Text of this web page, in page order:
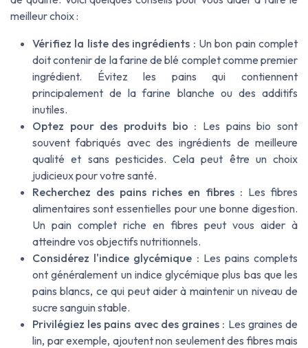
meilleur choix :
Vérifiez la liste des ingrédients : Un bon pain complet
doit contenir de la farine de blé complet comme premier
ingrédient. Évitez les pains qui contiennent
principalement de la farine blanche ou des additifs
inutiles.
Optez pour des produits bio : Les pains bio sont
souvent fabriqués avec des ingrédients de meilleure
qualité et sans pesticides. Cela peut être un choix
judicieux pour votre santé.
Recherchez des pains riches en fibres : Les fibres
alimentaires sont essentielles pour une bonne digestion.
Un pain complet riche en fibres peut vous aider à
atteindre vos objectifs nutritionnels.
Considérez l'indice glycémique : Les pains complets
ont généralement un indice glycémique plus bas que les
pains blancs, ce qui peut aider à maintenir un niveau de
sucre sanguin stable.
Privilégiez les pains avec des graines : Les graines de
lin, par exemple, ajoutent non seulement des fibres mais